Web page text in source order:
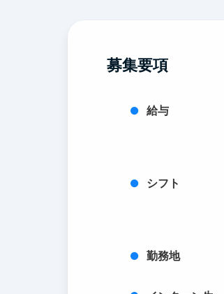
募集要項
給与
シフト
勤務地